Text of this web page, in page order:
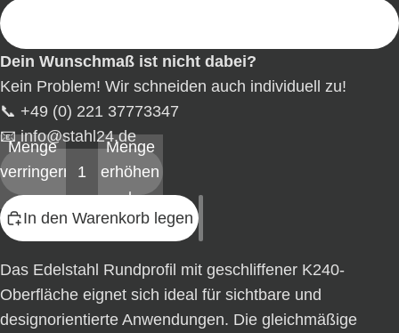
Dein Wunschmaß ist nicht dabei?
Kein Problem! Wir schneiden auch individuell zu!
📞 +49 (0) 221 37773347
📧info@stahl24.de
Menge
verringern
Menge
erhöhen
In den Warenkorb legen
Das Edelstahl Rundprofil mit geschliffener K240-
Oberfläche eignet sich ideal für sichtbare und
designorientierte Anwendungen. Die gleichmäßige